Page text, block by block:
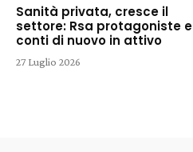
Sanità privata, cresce il
settore: Rsa protagoniste e
conti di nuovo in attivo
27 Luglio 2026